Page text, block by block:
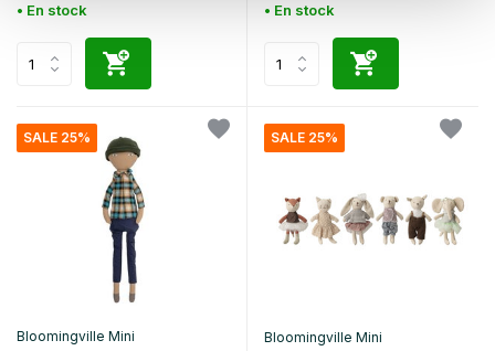
• En stock • En stock
SALE 25%
Bloomingville Mini
SALE 25%
Bloomingville Mini